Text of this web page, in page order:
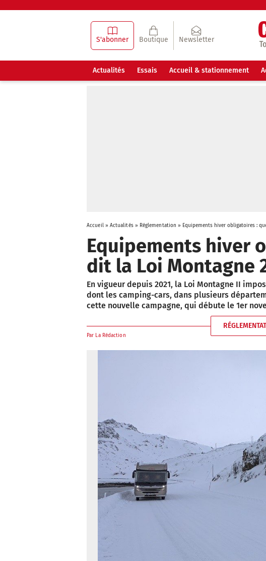
S'abonner Boutique Newsletter
Actualités Essais Accueil & stationnement
Accueil» Actualités» Réglementation » Equipements hiver obligatoires :
Equipements hiver
dit la Loi Montagne
En vigueur depuis 2021, la Loi Montagne II
dont les camping-cars, dans plusieurs
cette nouvelle campagne, qui débute le 1er
Par La Rédaction